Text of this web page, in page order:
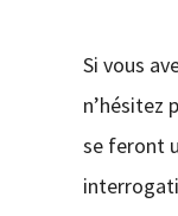
Si vous
n’hésitez
se feront